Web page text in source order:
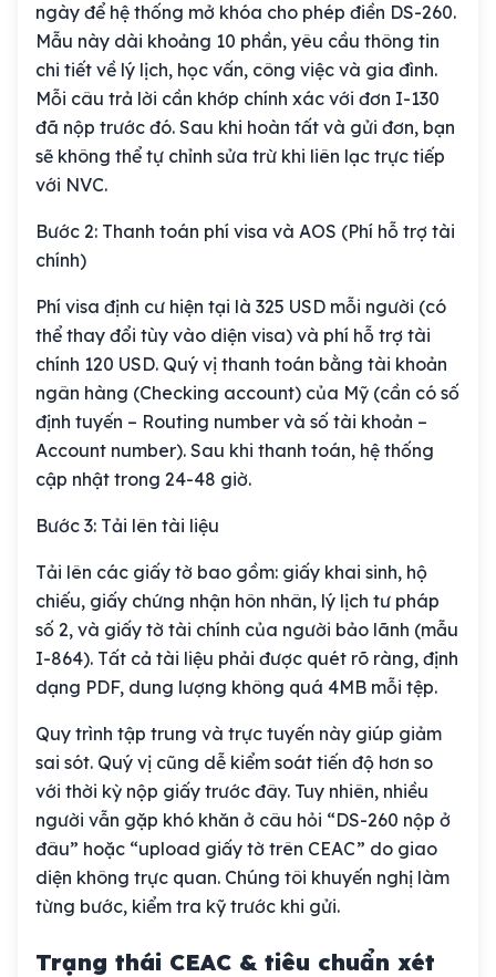
ngày để hệ thống mở khóa cho phép điền DS-260.
Mẫu này dài khoảng 10 phần, yêu cầu thông tin
chi tiết về lý lịch, học vấn, công việc và gia đình.
Mỗi câu trả lời cần khớp chính xác với đơn I-130
đã nộp trước đó. Sau khi hoàn tất và gửi đơn, bạn
sẽ không thể tự chỉnh sửa trừ khi liên lạc trực tiếp
với NVC.
Bước 2: Thanh toán phí visa và AOS (Phí hỗ trợ tài
chính)
Phí visa định cư hiện tại là 325 USD mỗi người (có
thể thay đổi tùy vào diện visa) và phí hỗ trợ tài
chính 120 USD. Quý vị thanh toán bằng tài khoản
ngân hàng (Checking account) của Mỹ (cần có số
định tuyến – Routing number và số tài khoản –
Account number). Sau khi thanh toán, hệ thống
cập nhật trong 24-48 giờ.
Bước 3: Tải lên tài liệu
Tải lên các giấy tờ bao gồm: giấy khai sinh, hộ
chiếu, giấy chứng nhận hôn nhân, lý lịch tư pháp
số 2, và giấy tờ tài chính của người bảo lãnh (mẫu
I-864). Tất cả tài liệu phải được quét rõ ràng, định
dạng PDF, dung lượng không quá 4MB mỗi tệp.
Quy trình tập trung và trực tuyến này giúp giảm
sai sót. Quý vị cũng dễ kiểm soát tiến độ hơn so
với thời kỳ nộp giấy trước đây. Tuy nhiên, nhiều
người vẫn gặp khó khăn ở câu hỏi “DS-260 nộp ở
đâu” hoặc “upload giấy tờ trên CEAC” do giao
diện không trực quan. Chúng tôi khuyến nghị làm
từng bước, kiểm tra kỹ trước khi gửi.
Trạng thái CEAC & tiêu chuẩn xét